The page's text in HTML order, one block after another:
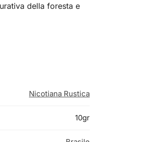
della foresta e
Nicotiana Rustica
10gr